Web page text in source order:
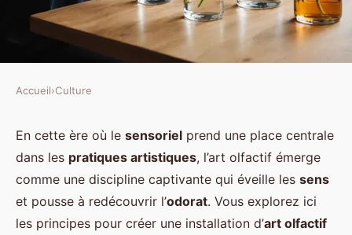
Quels sont les principes de base
pour créer une installation d'art
olfactif ?
Antonin•2 octobre 2024•6 min de lecture
Accueil›Culture
En cette ère où le sensoriel prend une place centrale
dans les pratiques artistiques, l’art olfactif émerge
comme une discipline captivante qui éveille les sens
et pousse à redécouvrir l’odorat. Vous explorez ici
les principes pour créer une installation d’art olfactif